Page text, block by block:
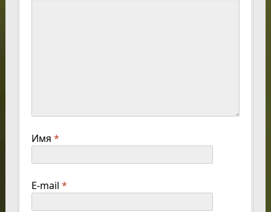
Имя *
E-mail *